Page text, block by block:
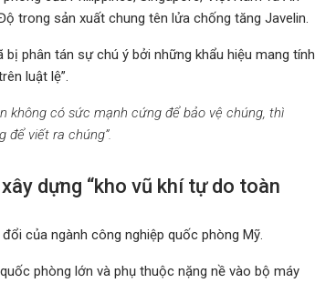
trong sản xuất chung tên lửa chống tăng Javelin.
phân tán sự chú ý bởi những khẩu hiệu mang tính
luật lệ”.
không có sức mạnh cứng để bảo vệ chúng, thì
để viết ra chúng”.
dựng “kho vũ khí tự do toàn
của ngành công nghiệp quốc phòng Mỹ.
phòng lớn và phụ thuộc nặng nề vào bộ máy